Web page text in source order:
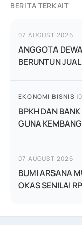
BERITA TERKAIT
07 AUGUST 2026
ANGGOTA
BERUNTUN
EKONOMI BISNIS |
BPKH DAN
GUNA
07 AUGUST 2026
BUMI ARSANA
OKAS SENILAI